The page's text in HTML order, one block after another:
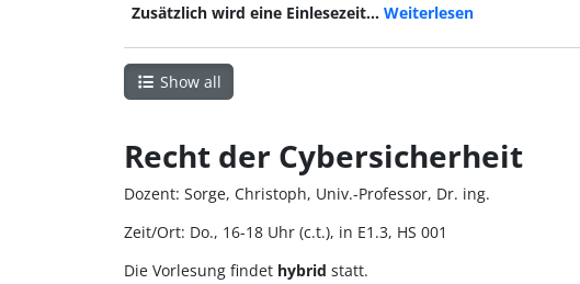
Zusätzlich wird eine Einlesezeit… Weiterlesen
Show all
Recht der Cybersicherheit
Dozent: Sorge, Christoph, Univ.-Professor, Dr. ing.
Zeit/Ort: Do., 16-18 Uhr (c.t.), in E1.3, HS 001
Die Vorlesung findet hybrid statt.